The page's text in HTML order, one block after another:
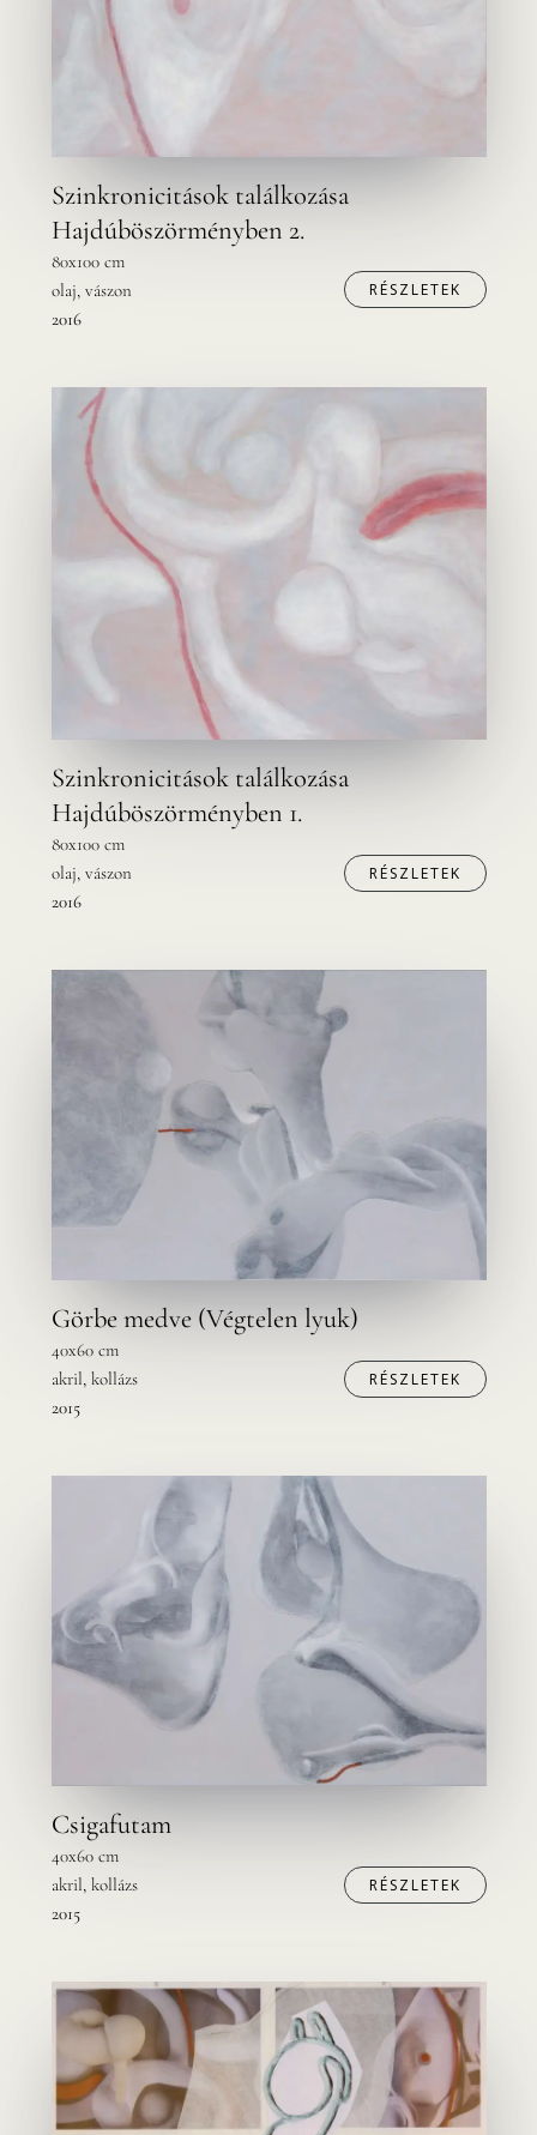
Szinkronicitások találkozása
Hajdúböszörményben 2.
80x100 cm
olaj, vászon
2016
RÉSZLETEK
Szinkronicitások találkozása
Hajdúböszörményben 1.
80x100 cm
olaj, vászon
2016
RÉSZLETEK
Görbe medve (Végtelen lyuk)
40x60 cm
akril, kollázs
2015
RÉSZLETEK
Csigafutam
40x60 cm
akril, kollázs
2015
RÉSZLETEK